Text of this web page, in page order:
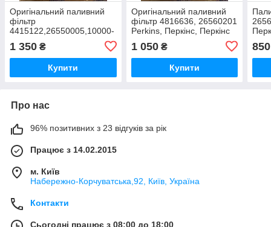
Оригінальний паливний
фільтр
4415122,26550005,10000-
63247 Perkins, Перкинс,
Перкінс
1 350 ₴
Купити
Оригінальний паливний
фільтр 4816636, 26560201
Perkins, Перкінс, Перкінс
1 050₴
Купити
850
Про нас
96% позитивних з 23 відгуків за рік
Працює з 14.02.2015
м. Київ
Набережно-Корчуватська,92, Київ, Україна
Контакти
Сьогодні працює з 08:00 до 18:00